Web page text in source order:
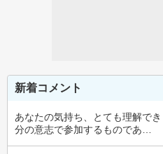
新着コメント
あなたの気持ち、とても理解で
分の意志で参加するものであ…